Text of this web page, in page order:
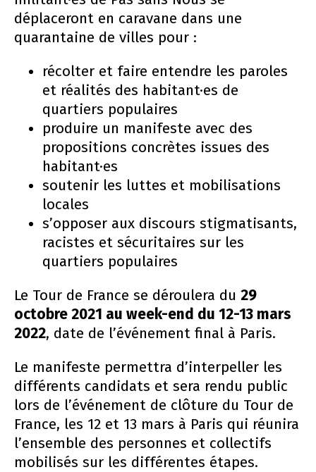
déplaceront en caravane dans une
quarantaine de villes pour :
récolter et faire entendre les paroles
et réalités des habitant·es de
quartiers populaires
produire un manifeste avec des
propositions concrètes issues des
habitant·es
soutenir les luttes et mobilisations
locales
s’opposer aux discours stigmatisants,
racistes et sécuritaires sur les
quartiers populaires
Le Tour de France se déroulera du 29
octobre 2021 au week-end du 12-13 mars
2022, date de l’événement final à Paris.
Le manifeste permettra d’interpeller les
différents candidats et sera rendu public
lors de l’événement de clôture du Tour de
France, les 12 et 13 mars à Paris qui réunira
l’ensemble des personnes et collectifs
mobilisés sur les différentes étapes.